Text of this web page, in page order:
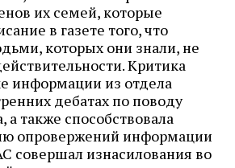
их семей, которые
в газете того, что
которых они знали, не
Критика
информации из отдела
дебатах по поводу
а также способствовала
опровержений информации
совершал изнасилования во